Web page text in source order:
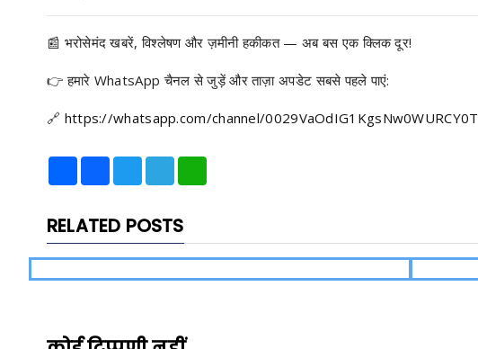
📰 भरोसेमंद खबरें, विश्लेषण और ज़मीनी हकीकत — अब बस एक क्लिक दूर!
👉 हमारे WhatsApp चैनल से जुड़ें और ताज़ा अपडेट सबसे पहले पाएं:
🔗 https://whatsapp.com/channel/0029VaOdIG1KgsNw0WURCY0T
Share FacebookTwitterTelegram
RELATED POSTS